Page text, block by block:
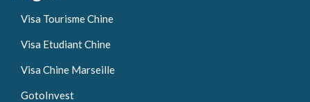
Visa Tourisme Chine
Visa Etudiant Chine
Visa Chine Marseille
GotoInvest